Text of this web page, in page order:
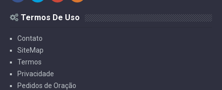
Termos De Uso
Contato
SiteMap
Termos
Privacidade
Pedidos de Oração